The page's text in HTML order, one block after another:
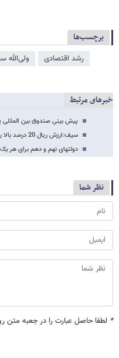
برچسب‌ها
رشد اقتصادی ولی‌الله
خبرهای مرتبط
پیش بینی صندوق بین المللی
سیف:ارزش ریال 20 درصد بالا رفته/رشد اقتصادی امسال پایین است
دولتهای نهم و دهم برای هر یک درصد رشد
نظر شما
* لطفا حاصل عبارت را در جعبه متن